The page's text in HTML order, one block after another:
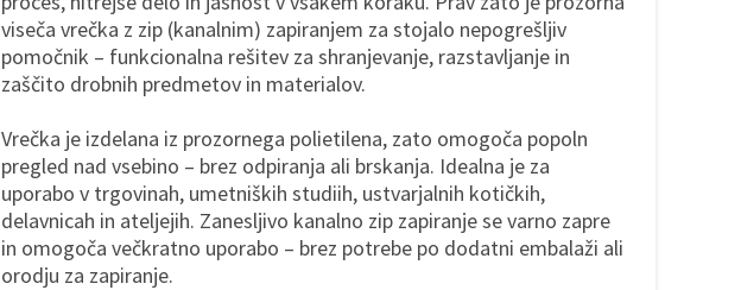
viseča vrečka z zip (kanalnim) zapiranjem za stojalo nepogrešljiv
pomočnik – funkcionalna rešitev za shranjevanje, razstavljanje in
zaščito drobnih predmetov in materialov.
Vrečka je izdelana iz prozornega polietilena, zato omogoča popoln
pregled nad vsebino – brez odpiranja ali brskanja. Idealna je za
uporabo v trgovinah, umetniških studiih, ustvarjalnih kotičkih,
delavnicah in ateljejih. Zanesljivo kanalno zip zapiranje se varno zapre
in omogoča večkratno uporabo – brez potrebe po dodatni embalaži ali
orodju za zapiranje.